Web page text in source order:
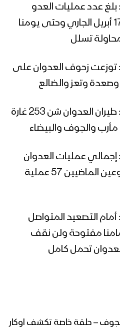
عدد عمليات العدو
وغاراته الجوية منذ صباح 17 أبريل الجاري وحتى يومنا
توزعت زحوف العدوان على
وتعز والضالع
متحدث القوات المسلحة: طيران العدوان شن 253 غارة
والجوف والبيضاء
عمليات العدوان
وغاراته الجوية خلال الأسبوعين الماضيين 57 عملية
التصعيد المتواصل
مفتوحة ولن نقف
تحمل كامل
– حلقة خاصة تكشف اوكار